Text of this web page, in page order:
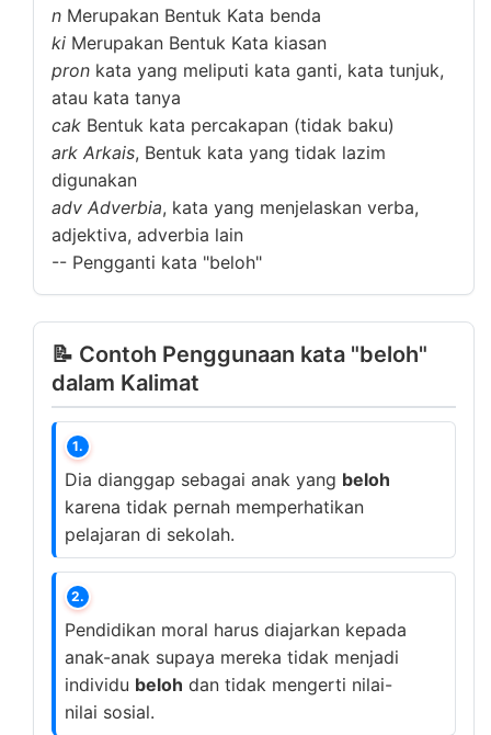
n Merupakan Bentuk Kata benda
ki Merupakan Bentuk Kata kiasan
pron kata yang meliputi kata ganti, kata tunjuk,
atau kata tanya
cak Bentuk kata percakapan (tidak baku)
ark Arkais, Bentuk kata yang tidak lazim
digunakan
adv Adverbia, kata yang menjelaskan verba,
adjektiva, adverbia lain
-- Pengganti kata "beloh"
📝 Contoh Penggunaan kata "beloh"
dalam Kalimat
1.
Dia dianggap sebagai anak yang beloh
karena tidak pernah memperhatikan
pelajaran di sekolah.
2.
Pendidikan moral harus diajarkan kepada
anak-anak supaya mereka tidak menjadi
individu beloh dan tidak mengerti nilai-
nilai sosial.